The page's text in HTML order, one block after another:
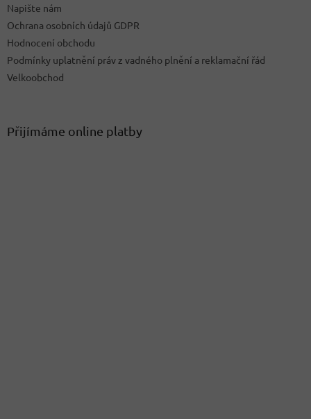
Napište nám
Ochrana osobních údajů GDPR
Hodnocení obchodu
Podmínky uplatnění práv z vadného plnění a reklamační řád
Velkoobchod
Přijímáme online platby